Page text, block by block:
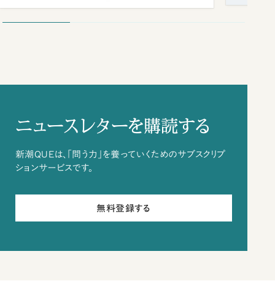
ニュースレターを購読する
新潮QUEは、「問う力」を養っていくためのサブスクリプ
ションサービスです。
無料登録する